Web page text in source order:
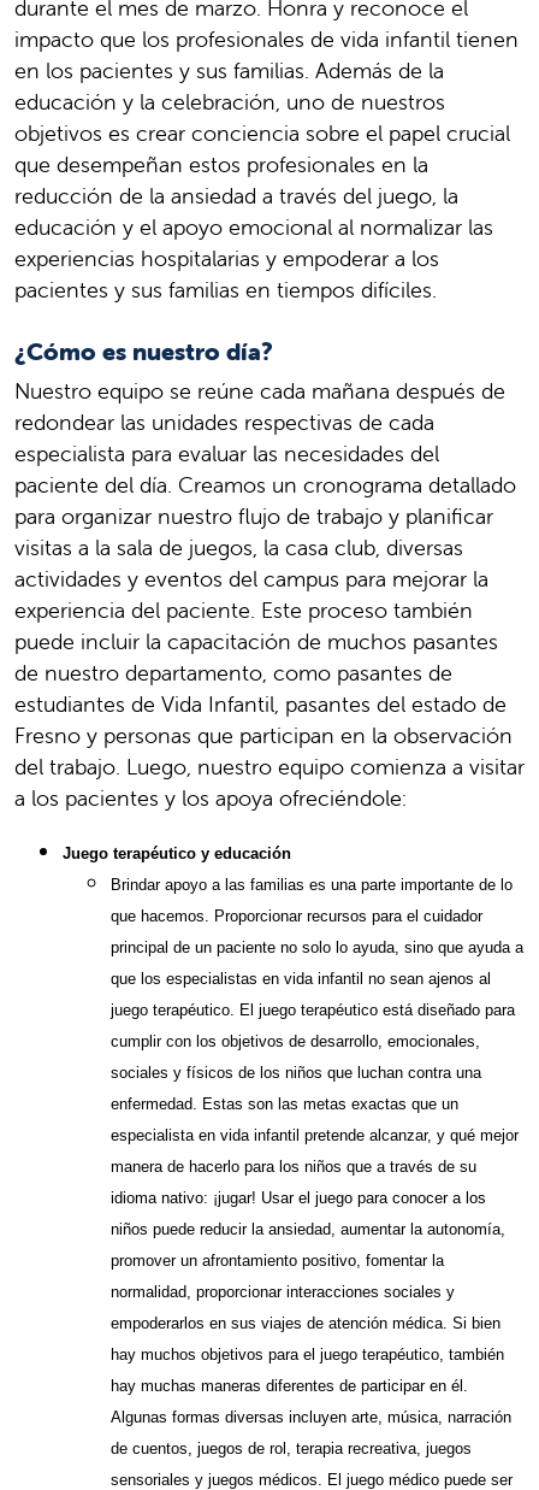
durante el mes de marzo. Honra y reconoce el
impacto que los profesionales de vida infantil tienen
en los pacientes y sus familias. Además de la
educación y la celebración, uno de nuestros
objetivos es crear conciencia sobre el papel crucial
que desempeñan estos profesionales en la
reducción de la ansiedad a través del juego, la
educación y el apoyo emocional al normalizar las
experiencias hospitalarias y empoderar a los
pacientes y sus familias en tiempos difíciles.
¿Cómo es nuestro día?
Nuestro equipo se reúne cada mañana después de
redondear las unidades respectivas de cada
especialista para evaluar las necesidades del
paciente del día. Creamos un cronograma detallado
para organizar nuestro flujo de trabajo y planificar
visitas a la sala de juegos, la casa club, diversas
actividades y eventos del campus para mejorar la
experiencia del paciente. Este proceso también
puede incluir la capacitación de muchos pasantes
de nuestro departamento, como pasantes de
estudiantes de Vida Infantil, pasantes del estado de
Fresno y personas que participan en la observación
del trabajo. Luego, nuestro equipo comienza a visitar
a los pacientes y los apoya ofreciéndole:
Juego terapéutico y educación
Brindar apoyo a las familias es una parte importante de lo
que hacemos. Proporcionar recursos para el cuidador
principal de un paciente no solo lo ayuda, sino que ayuda a
que los especialistas en vida infantil no sean ajenos al
juego terapéutico. El juego terapéutico está diseñado para
cumplir con los objetivos de desarrollo, emocionales,
sociales y físicos de los niños que luchan contra una
enfermedad. Estas son las metas exactas que un
especialista en vida infantil pretende alcanzar, y qué mejor
manera de hacerlo para los niños que a través de su
idioma nativo: ¡jugar! Usar el juego para conocer a los
niños puede reducir la ansiedad, aumentar la autonomía,
promover un afrontamiento positivo, fomentar la
normalidad, proporcionar interacciones sociales y
empoderarlos en sus viajes de atención médica. Si bien
hay muchos objetivos para el juego terapéutico, también
hay muchas maneras diferentes de participar en él.
Algunas formas diversas incluyen arte, música, narración
de cuentos, juegos de rol, terapia recreativa, juegos
sensoriales y juegos médicos. El juego médico puede ser